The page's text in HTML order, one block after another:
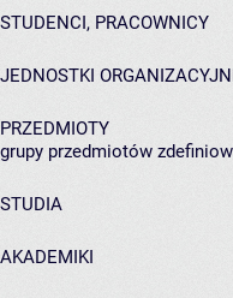
STUDENCI, PRACOWNICY
JEDNOSTKI
PRZEDMIOTY
grupy przedmiotów
STUDIA
AKADEMIKI